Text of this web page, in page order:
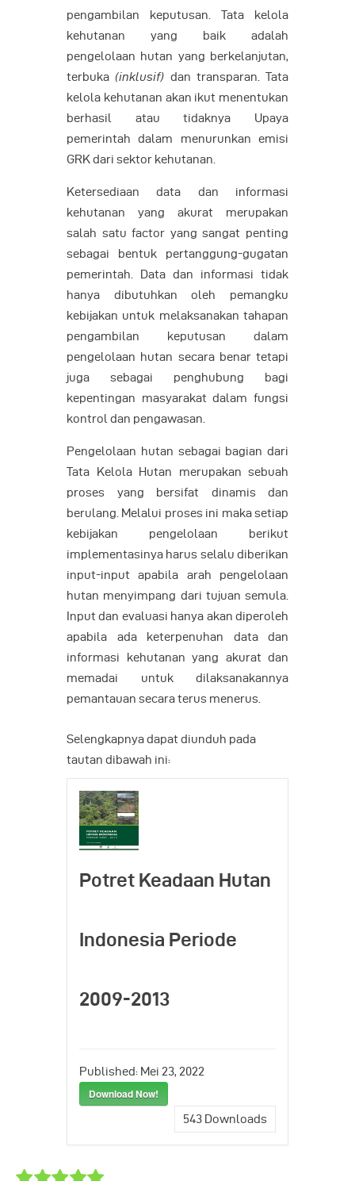
pengambilan keputusan. Tata kelola
kehutanan yang baik adalah
pengelolaan hutan yang berkelanjutan,
terbuka(inklusif) dan transparan. Tata
kelola kehutanan akan ikut menentukan
berhasil atau tidaknya Upaya
pemerintah dalam menurunkan emisi
GRK dari sektor kehutanan.
Ketersediaan data dan informasi
kehutanan yang akurat merupakan
salah satu factor yang sangat penting
sebagai bentuk pertanggung-gugatan
pemerintah. Data dan informasi tidak
hanya dibutuhkan oleh pemangku
kebijakan untuk melaksanakan tahapan
pengambilan keputusan dalam
pengelolaan hutan secara benar tetapi
juga sebagai penghubung bagi
kepentingan masyarakat dalam fungsi
kontrol dan pengawasan.
Pengelolaan hutan sebagai bagian dari
Tata Kelola Hutan merupakan sebuah
proses yang bersifat dinamis dan
berulang. Melalui proses ini maka setiap
kebijakan pengelolaan berikut
implementasinya harus selalu diberikan
input-input apabila arah pengelolaan
hutan menyimpang dari tujuan semula.
Input dan evaluasi hanya akan diperoleh
apabila ada keterpenuhan data dan
informasi kehutanan yang akurat dan
memadai untuk dilaksanakannya
pemantauan secara terus menerus.
Selengkapnya dapat diunduh pada
tautan dibawah ini:
Potret Keadaan Hutan
Indonesia Periode
2009-2013
Published: Mei 23, 2022
Download Now!
543 Downloads